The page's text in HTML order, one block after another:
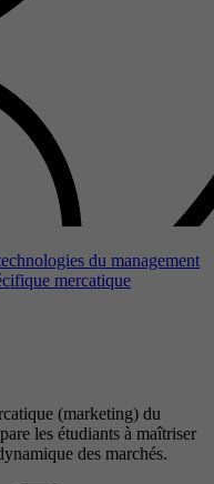
du management
mercatique
(marketing) du
les étudiants à maîtriser
des marchés.